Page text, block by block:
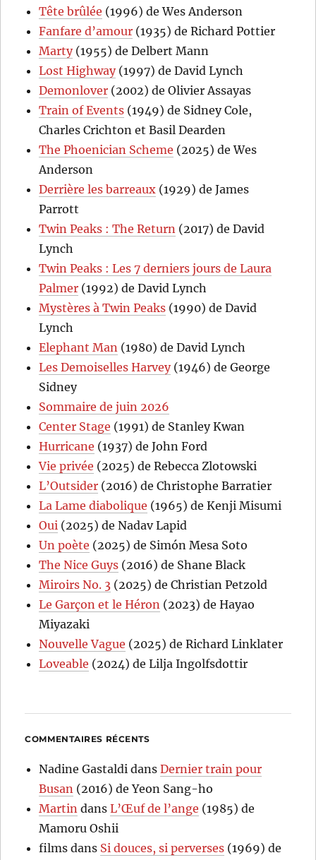
Tête brûlée (1996) de Wes Anderson
Fanfare d’amour (1935) de Richard Pottier
Marty(1955) de Delbert Mann
Lost Highway(1997) de David Lynch
Demonlover (2002) de Olivier Assayas
Train of Events (1949) de Sidney Cole,
Charles Crichton et Basil Dearden
The Phoenician Scheme (2025) de Wes
Anderson
Derrière les barreaux (1929) de James
Parrott
Twin Peaks : The Return (2017) de David
Lynch
Twin Peaks : Les 7 derniers jours de Laura
Palmer (1992) de David Lynch
Mystères à Twin Peaks (1990) de David
Lynch
Elephant Man (1980) de David Lynch
Les Demoiselles Harvey(1946) de George
Sidney
Sommaire de juin 2026
Center Stage (1991) de Stanley Kwan
Hurricane (1937) de John Ford
Vie privée (2025) de Rebecca Zlotowski
L’Outsider (2016) de Christophe Barratier
La Lame diabolique (1965) de Kenji Misumi
Oui (2025) de Nadav Lapid
Un poète (2025) de Simón Mesa Soto
The Nice Guys (2016) de Shane Black
Miroirs No. 3 (2025) de Christian Petzold
Le Garçon et le Héron (2023) de Hayao
Miyazaki
Nouvelle Vague (2025) de Richard Linklater
Loveable (2024) de Lilja Ingolfsdottir
COMMENTAIRES RÉCENTS
Nadine Gastaldi dansDernier train pour
Busan (2016) de Yeon Sang-ho
Martin dansL’Œuf de l’ange (1985) de
Mamoru Oshii
films dans Si douces, si perverses (1969) de